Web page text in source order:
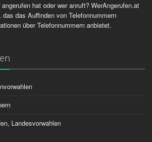
hat oder wer anruft? WerAngerufen.at
das Auffinden von Telefonnummern
über Telefonnummern anbietet.
Landesvorwahlen